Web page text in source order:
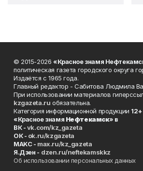
© 2015-2026 «Красное знамя
политическая газета городского округа
Издаётся с 1965 года.
Главный редактор - Сабитова Людмила
При использовании материалов
kzgazeta.ru обязательна.
Категория информационной продукции 12+
«Красное знамя Нефтекамск» в
ВК -vk.com/kz_gazeta
ОК - ok.ru/kzgazeta
MAKC - max.ru/kz_gazeta
Я.Дзен - dzen.ru/neftekamskkz
Об использовании персональных данных